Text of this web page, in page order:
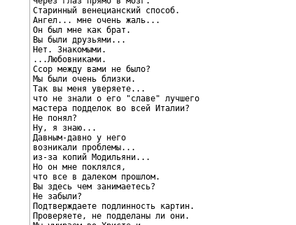
Старинный венецианский способ.
Ангел... мне очень жаль...
Он был мне как брат.
Вы были друзьями...
Нет. Знакомыми.
...Любовниками.
Ссор между вами не было?
Мы были очень близки.
Так вы меня уверяете...
что не знали о его "славе" лучшего
мастера подделок во всей Италии?
Не понял?
Ну, я знаю...
Давным-давно у него
возникали проблемы...
из-за копий Модильяни...
Но он мне поклялся,
что все в далеком прошлом.
Вы здесь чем занимаетесь?
Не забыли?
Подтверждаете подлинность картин.
Проверяете, не подделаны ли они.